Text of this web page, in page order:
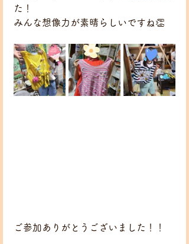
た！
みんな想像力が素晴らしいですね👏
ご参加ありがとうございました！！